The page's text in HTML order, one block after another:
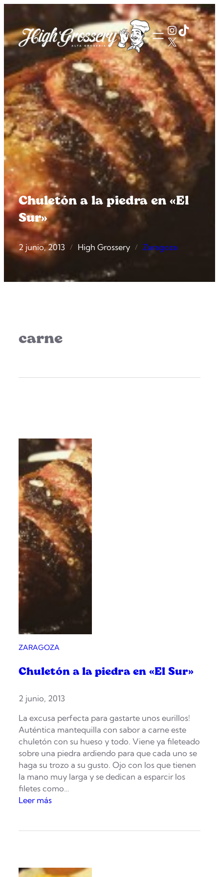
contenido
TikTok
X
Chuletón a la piedra en «El
Sur»
2 junio, 2013 / High Grossery / Zaragoza
carne
ZARAGOZA
Chuletón a la piedra en «El Sur»
2 junio, 2013
La excusa perfecta para gastarte unos eurillos!
Auténtica mantequilla con sabor a carne este
chuletón con su hueso y todo. Viene ya fileteado
sobre una piedra ardiendo para que cada uno se
haga su trozo a su gusto. Ojo con los que tienen
la mano muy larga y se dedican a esparcir los
filetes como…
Leer más:
t